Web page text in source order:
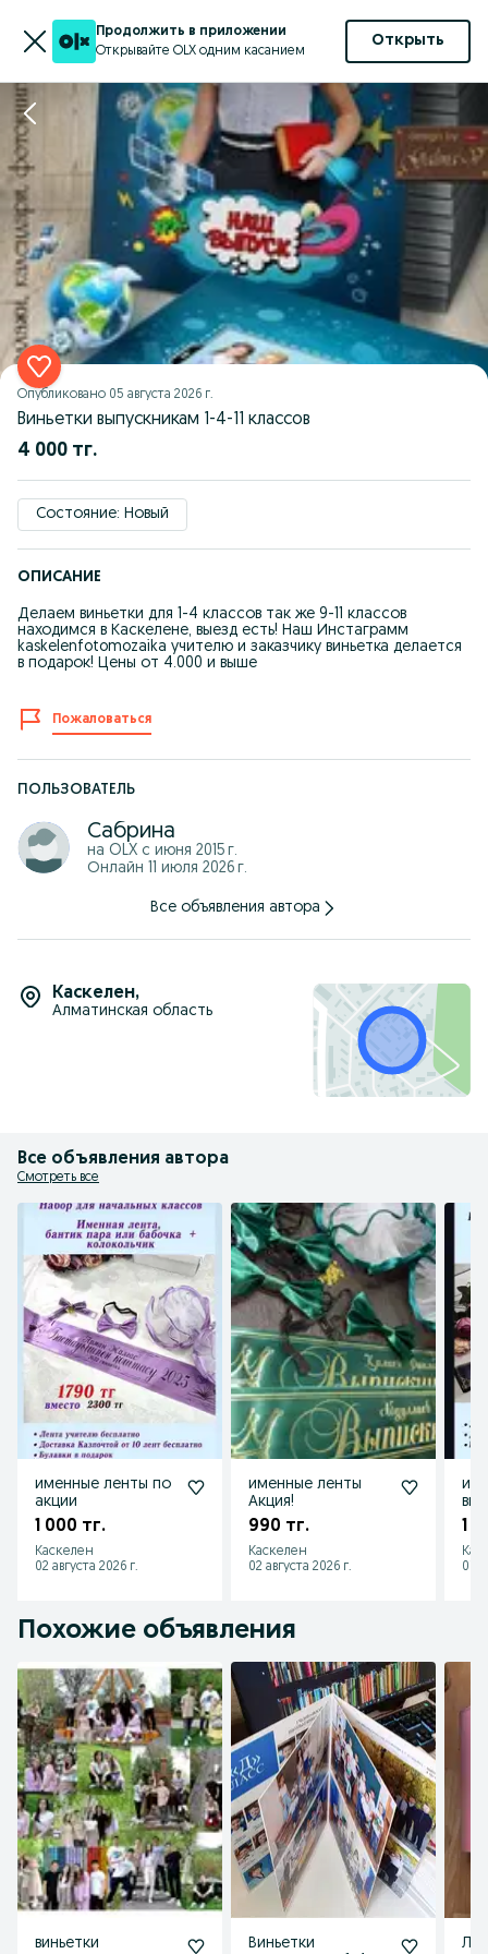
Продолжить в приложении
Открывайте OLX одним касанием
Открыть
Опубликовано 05 августа 2026 г.
Виньетки выпускникам 1-4-11 классов
4 000 тг.
Состояние: Новый
ОПИСАНИЕ
Делаем виньетки для 1-4 классов так же 9-11 классов
находимся в Каскелене, выезд есть! Наш Инстаграмм
kaskelenfotomozaika учителю и заказчику виньетка делается
в подарок! Цены от 4.000 и выше
Пожаловаться
ПОЛЬЗОВАТЕЛЬ
Сабрина
на OLX с июня 2015 г.
Онлайн 11 июля 2026 г.
Все объявления автора
Каскелен,
Алматинская область
Все объявления автора
Смотреть все
именные ленты по
акции
1 000 тг.
Каскелен
02 августа 2026 г.
именные ленты
Акция!
990 тг.
Каскелен
02 августа 2026 г.
1
01
Похожие объявления
виньетки
Виньетки